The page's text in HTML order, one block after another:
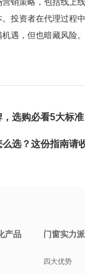
资者在代理过程中
，但也暗藏风险。
选购必看5大标准
选？这份指南请
产品 门窗实力派
四大优势